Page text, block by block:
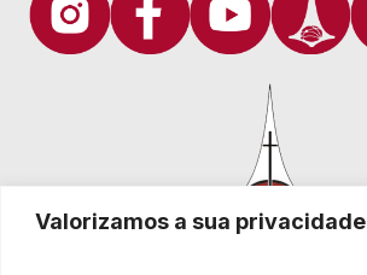
Valorizamos a sua privacidade